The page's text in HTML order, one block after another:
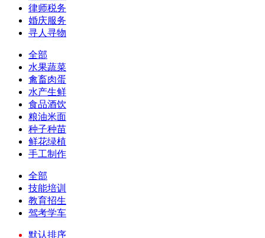
律师税务
婚庆服务
寻人寻物
全部
水果蔬菜
禽畜肉蛋
水产生鲜
食品酒饮
粮油米面
种子种苗
鲜花绿植
手工制作
全部
技能培训
教育招生
驾考学车
默认排序